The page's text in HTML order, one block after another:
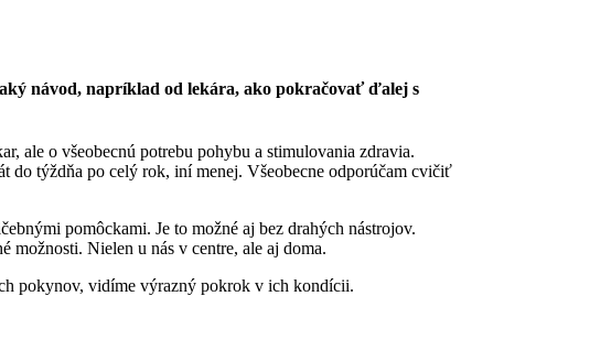
návod, napríklad od lekára, ako pokračovať ďalej s
ale o všeobecnú potrebu pohybu a stimulovania zdravia.
do týždňa po celý rok, iní menej. Všeobecne odporúčam cvičiť
pomôckami. Je to možné aj bez drahých nástrojov.
možnosti. Nielen u nás v centre, ale aj doma.
pokynov, vidíme výrazný pokrok v ich kondícii.